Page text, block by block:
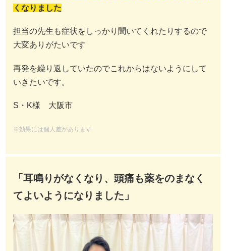
くなりました
担当の先生も症状をしっかり聞いてくれたりするので
大変ありがたいです
再発を繰り返していたのでこれからはないようにして
いきたいです。
S・K様 大阪市
※効果には個人差があります
「耳鳴りがなくなり、頭痛も薬をのまなく
てよいようになりました」